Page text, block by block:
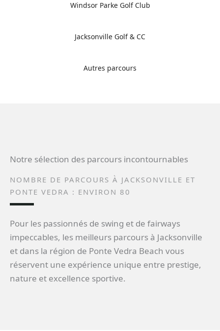
Windsor Parke Golf Club
Jacksonville Golf & CC
Autres parcours
Notre sélection des parcours incontournables
NOMBRE DE PARCOURS À JACKSONVILLE ET
PONTE VEDRA : ENVIRON 80
Pour les passionnés de swing et de fairways
impeccables, les meilleurs parcours à Jacksonville
et dans la région de Ponte Vedra Beach vous
réservent une expérience unique entre prestige,
nature et excellence sportive.